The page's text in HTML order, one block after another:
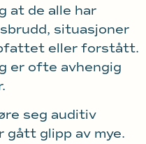
at de alle har
situasjoner
eller forstått.
er ofte avhengig
seg auditiv
gått glipp av mye.